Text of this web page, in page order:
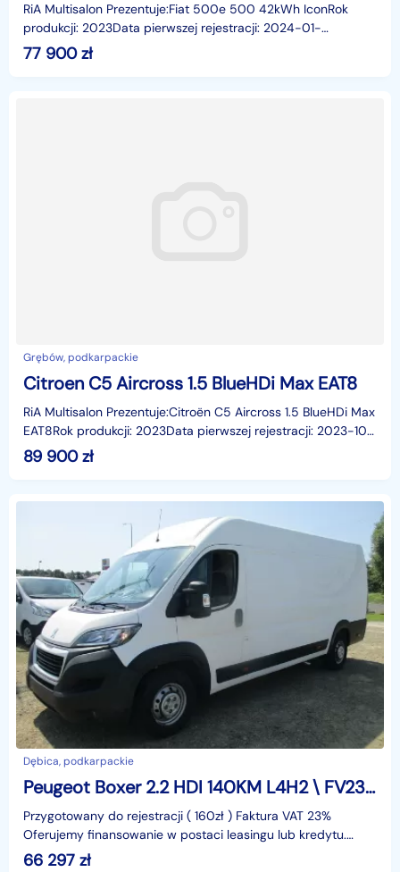
RiA Multisalon Prezentuje:Fiat 500e 500 42kWh IconRok
produkcji: 2023Data pierwszej rejestracji: 2024-01-
31Przebieg: 7 457 kmNadwozie: HatchbackPaliwo: Elektryc
77 900zł
Grębów, podkarpackie
Citroen C5 Aircross 1.5 BlueHDi Max EAT8
RiA Multisalon Prezentuje:Citroën C5 Aircross 1.5 BlueHDi Max
EAT8Rok produkcji: 2023Data pierwszej rejestracji: 2023-10-
30Pojemność: 1499 ccmPrzebieg: 34 400 k
89 900zł
Dębica, podkarpackie
Peugeot Boxer 2.2 HDI 140KM L4H2 \ FV23%
Przygotowany do rejestracji ( 160zł ) Faktura VAT 23%
Oferujemy finansowanie w postaci leasingu lub kredytu.
Gwarantujemy za przebieg.identyfikator: AKL3KN47
66 297 zł